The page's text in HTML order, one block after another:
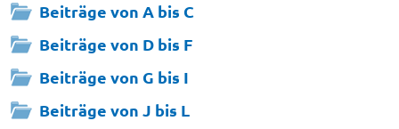
Beiträge von A bis C
Beiträge von D bis F
Beiträge von G bis I
Beiträge von J bis L